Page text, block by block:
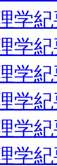
学
学
学
学
学
学